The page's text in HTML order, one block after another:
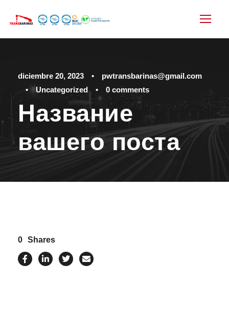
diciembre 20, 2023 •
pwtransbarinas@gmail.com
•
Uncategorized • 0 comments
Название
вашего поста
0 Shares